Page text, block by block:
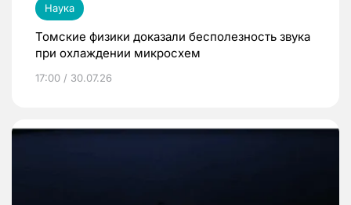
Наука
Томские физики доказали бесполезность звука
при охлаждении микросхем
17:00 / 30.07.26